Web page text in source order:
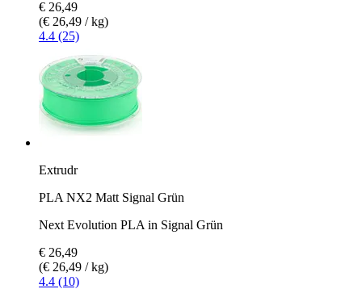
€ 26,49
(€ 26,49 / kg)
4.4 (25)
Extrudr
PLA NX2 Matt Signal Grün
Next Evolution PLA in Signal Grün
€ 26,49
(€ 26,49 / kg)
4.4 (10)